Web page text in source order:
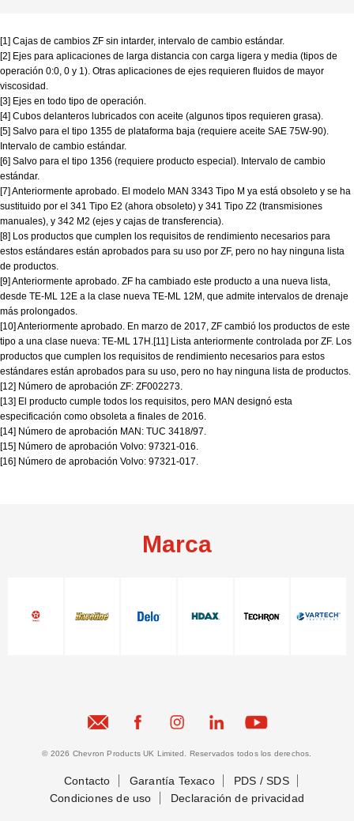
[1] Cajas de cambios ZF sin intarder, intervalo de cambio estándar.
[2] Ejes para aplicaciones de larga distancia con carga ligera y media (tipos de
operación 0:0, 0 y 1). Otras aplicaciones de ejes requieren fluidos de mayor
viscosidad.
[3] Ejes en todo tipo de operación.
[4] Cubos delanteros lubricados con aceite (algunos tipos requieren grasa).
[5] Salvo para el tipo 1355 de plataforma baja (requiere aceite SAE 75W-90).
Intervalo de cambio estándar.
[6] Salvo para el tipo 1356 (requiere producto especial). Intervalo de cambio
estándar.
[7] Anteriormente aprobado. El modelo MAN 3343 Tipo M ya está obsoleto y se ha
sustituido por el 341 Tipo E2 (ahora obsoleto) y 341 Tipo Z2 (transmisiones
manuales), y 342 M2 (ejes y cajas de transferencia).
[8] Los productos que cumplen los requisitos de rendimiento necesarios para
estos estándares están aprobados para su uso por ZF, pero no hay ninguna lista
de productos.
[9] Anteriormente aprobado. ZF ha cambiado este producto a una nueva lista,
desde TE-ML 12E a la clase nueva TE-ML 12M, que admite intervalos de drenaje
más prolongados.
[10] Anteriormente aprobado. En marzo de 2017, ZF cambió los productos de este
tipo a una clase nueva: TE-ML 17H.[11] Lista anteriormente controlada por ZF. Los
productos que cumplen los requisitos de rendimiento necesarios para estos
estándares están aprobados para su uso, pero no hay ninguna lista de productos.
[12] Número de aprobación ZF: ZF002273.
[13] El producto cumple todos los requisitos, pero MAN designó esta
especificación como obsoleta a finales de 2016.
[14] Número de aprobación MAN: TUC 3418/97.
[15] Número de aprobación Volvo: 97321-016.
[16] Número de aprobación Volvo: 97321-017.
Marca
© 2026 Chevron Products UK Limited. Reservados todos los derechos.
Contacto Garantía Texaco
PDS / SDS
Condiciones de uso
Declaración de privacidad